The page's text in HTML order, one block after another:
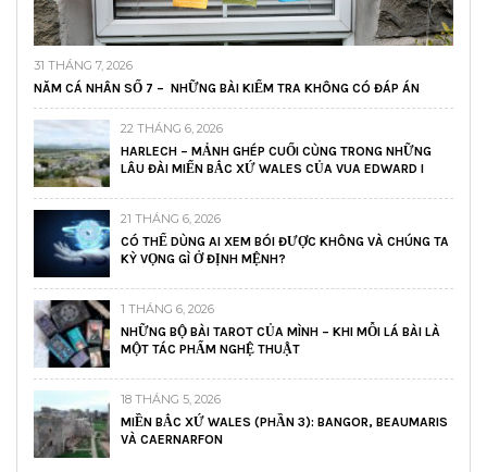
31 THÁNG 7, 2026
NĂM CÁ NHÂN SỐ 7 – NHỮNG BÀI KIỂM TRA KHÔNG CÓ ĐÁP ÁN
22 THÁNG 6, 2026
HARLECH – MẢNH GHÉP CUỐI CÙNG TRONG NHỮNG
LÂU ĐÀI MIẾN BẮC XỨ WALES CỦA VUA EDWARD I
21 THÁNG 6, 2026
CÓ THỂ DÙNG AI XEM BÓI ĐƯỢC KHÔNG VÀ CHÚNG TA
KỲ VỌNG GÌ Ở ĐỊNH MỆNH?
1 THÁNG 6, 2026
NHỮNG BỘ BÀI TAROT CỦA MÌNH – KHI MỖI LÁ BÀI LÀ
MỘT TÁC PHẨM NGHỆ THUẬT
18 THÁNG 5, 2026
MIỀN BẮC XỨ WALES (PHẦN 3): BANGOR, BEAUMARIS
VÀ CAERNARFON